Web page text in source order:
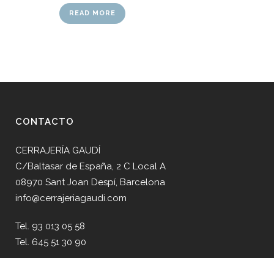
READ MORE
CONTACTO
CERRAJERÍA GAUDÍ
C/Baltasar de España, 2 C Local A
08970 Sant Joan Despí, Barcelona
info@cerrajeriagaudi.com
Tel. 93 013 05 58
Tel. 645 51 30 90